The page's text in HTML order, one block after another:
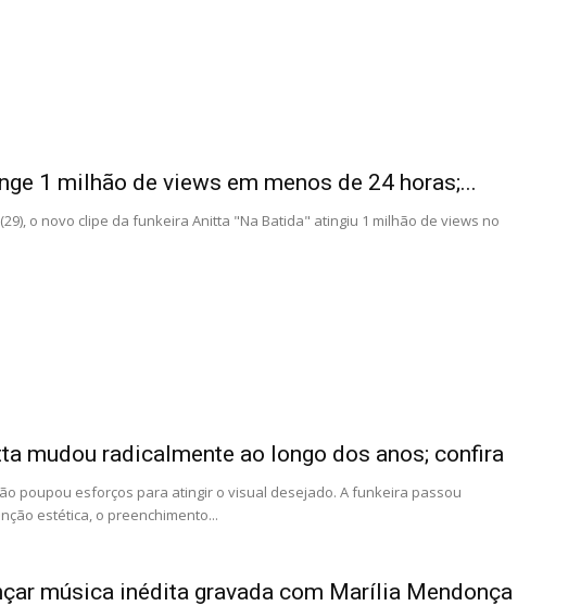
1 milhão de views em menos de 24 horas;...
o novo clipe da funkeira Anitta "Na Batida" atingiu 1 milhão de views no
mudou radicalmente ao longo dos anos; confira
poupou esforços para atingir o visual desejado. A funkeira passou
estética, o preenchimento...
música inédita gravada com Marília Mendonça